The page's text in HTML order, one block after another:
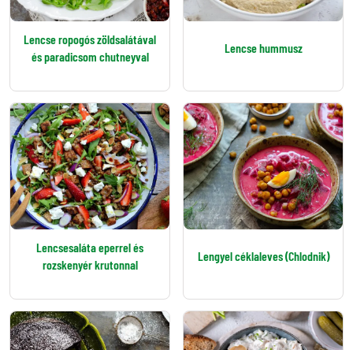
Lencse ropogós zöldsalátával
és paradicsom chutneyval
Lencse hummusz
Lencsesaláta eperrel és
rozskenyér krutonnal
Lengyel céklaleves (Chlodnik)